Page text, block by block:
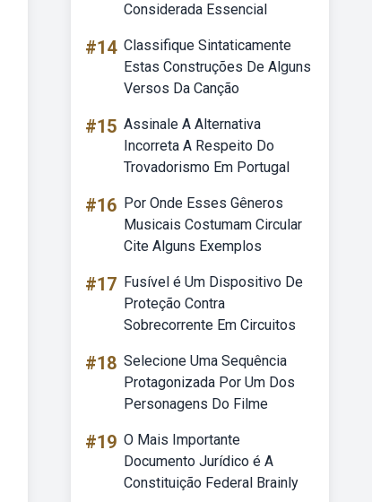
Considerada Essencial
#14 Classifique Sintaticamente
Estas Construções De Alguns
Versos Da Canção
#15 Assinale A Alternativa
Incorreta A Respeito Do
Trovadorismo Em Portugal
#16 Por Onde Esses Gêneros
Musicais Costumam Circular
Cite Alguns Exemplos
#17 Fusível é Um Dispositivo De
Proteção Contra
Sobrecorrente Em Circuitos
#18 Selecione Uma Sequência
Protagonizada Por Um Dos
Personagens Do Filme
#19 O Mais Importante
Documento Jurídico é A
Constituição Federal Brainly